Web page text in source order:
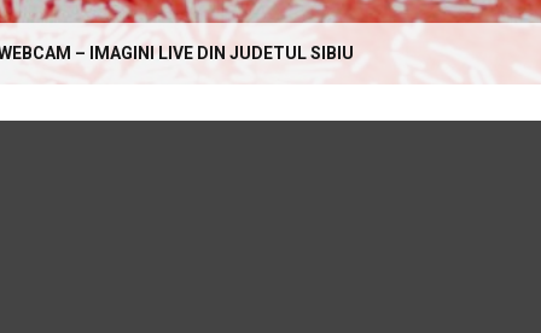
– IMAGINI LIVE DIN JUDETUL SIBIU